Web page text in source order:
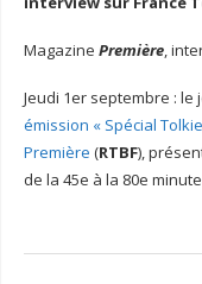
Magazine Première,
Jeudi 1er septembre : le
émission « Spécial
Première (RTBF),
de la 45e à la 80e minute